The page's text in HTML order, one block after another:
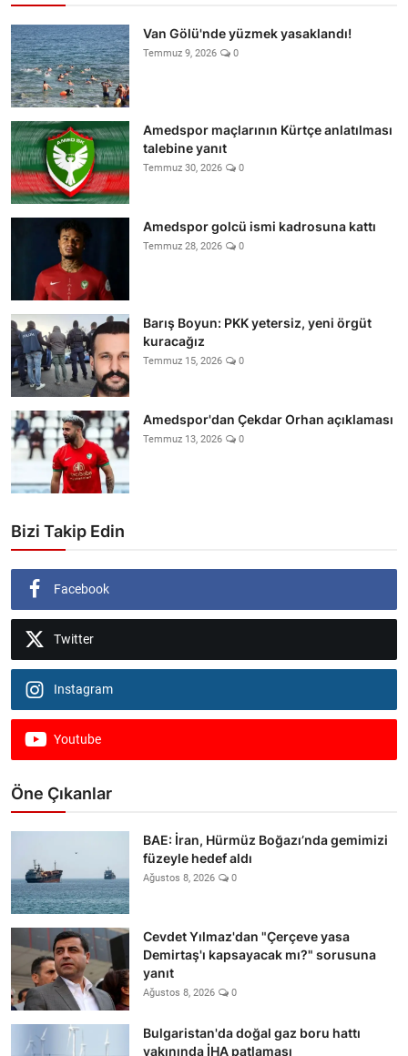
Van Gölü'nde yüzmek yasaklandı!
Temmuz 9, 2026 0
Amedspor maçlarının Kürtçe anlatılması
talebine yanıt
Temmuz 30, 2026 0
Amedspor golcü ismi kadrosuna kattı
Temmuz 28, 2026 0
Barış Boyun: PKK yetersiz, yeni örgüt
kuracağız
Temmuz 15, 2026 0
Amedspor'dan Çekdar Orhan açıklaması
Temmuz 13, 2026 0
Bizi Takip Edin
Facebook
Twitter
Instagram
Youtube
Öne Çıkanlar
BAE: İran, Hürmüz Boğazı’nda gemimizi
füzeyle hedef aldı
Ağustos 8, 2026 0
Cevdet Yılmaz'dan "Çerçeve yasa
Demirtaş'ı kapsayacak mı?" sorusuna
yanıt
Ağustos 8, 2026 0
Bulgaristan'da doğal gaz boru hattı
yakınında İHA patlaması